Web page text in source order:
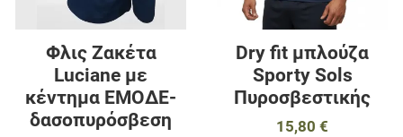
Φλις Ζακέτα
Luciane με
κέντημα ΕΜΟΔΕ-
δασοπυρόσβεση
Dry fit μπλούζα
Sporty Sols
Πυροσβεστικής
15,80 €